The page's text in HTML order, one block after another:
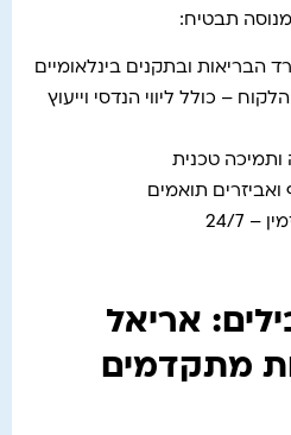
תבטיח:
הבריאות ובתקנים בינלאומיים
– כולל ליווי הנדסי וייעוץ
טכנית
ואביזרים תואמים
24/7
אריאל
מתקדמים